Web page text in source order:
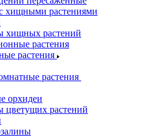
хищными растениями
хищных растений
растения
растения
растения
орхидеи
цветущих растений